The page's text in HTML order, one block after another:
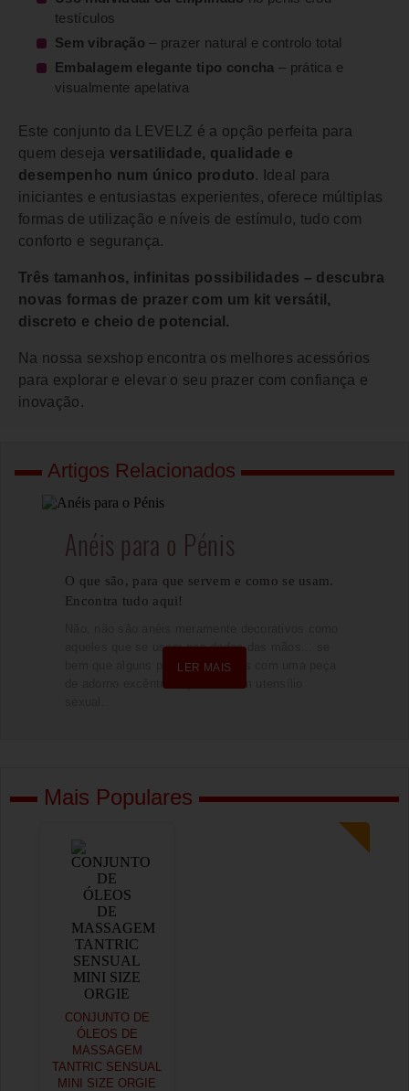
testículos
Sem vibração – prazer natural e controlo total
Embalagem elegante tipo concha – prática e
visualmente apelativa
Este conjunto da LEVELZ é a opção perfeita para
quem deseja versatilidade, qualidade e
desempenho num único produto. Ideal para
iniciantes e entusiastas experientes, oferece múltiplas
formas de utilização e níveis de estímulo, tudo com
conforto e segurança.
Três tamanhos, infinitas possibilidades – descubra
novas formas de prazer com um kit versátil,
discreto e cheio de potencial.
Na nossa sexshop encontra os melhores acessórios
para explorar e elevar o seu prazer com confiança e
inovação.
Artigos Relacionados
Anéis para o Pénis
O que são, para que servem e como se usam.
Encontra tudo aqui!
aqueles que se usam nos dedos das mãos... se
bem que alguns parecem-se mais com uma peça
de adorno excêntrica que com um utensílio
LER MAIS
Mais Populares
CONJUNTO DE
ÓLEOS DE
MASSAGEM
TANTRIC SENSUAL
MINI SIZE ORGIE